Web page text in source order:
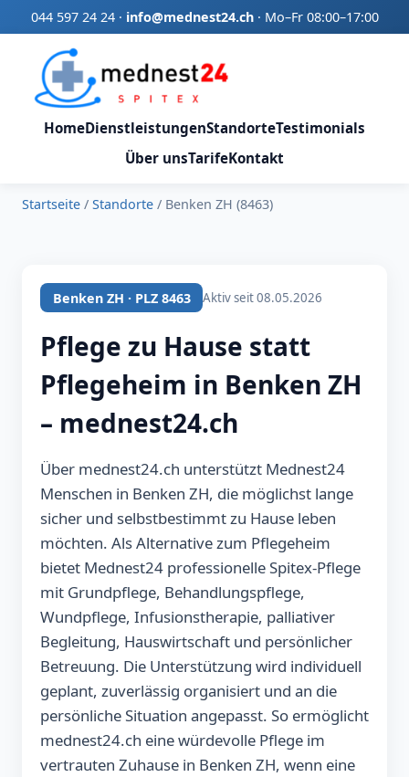
044 597 24 24· info@mednest24.ch· Mo–Fr 08:00–17:00
HomeDienstleistungenStandorteTestimonials
Über unsTarifeKontakt
Startseite / Standorte / Benken ZH (8463)
Benken ZH · PLZ 8463 Aktiv seit 08.05.2026
Pflege zu Hause statt
Pflegeheim in Benken ZH
– mednest24.ch
Über mednest24.ch unterstützt Mednest24
Menschen in Benken ZH, die möglichst lange
sicher und selbstbestimmt zu Hause leben
möchten. Als Alternative zum Pflegeheim
bietet Mednest24 professionelle Spitex-Pflege
mit Grundpflege, Behandlungspflege,
Wundpflege, Infusionstherapie, palliativer
Begleitung, Hauswirtschaft und persönlicher
Betreuung. Die Unterstützung wird individuell
geplant, zuverlässig organisiert und an die
persönliche Situation angepasst. So ermöglicht
mednest24.ch eine würdevolle Pflege im
vertrauten Zuhause in Benken ZH, wenn eine